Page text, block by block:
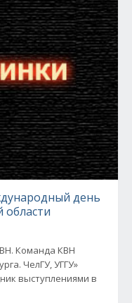
день
области
Команда КВН
ЧелГУ, УГГУ»
выступлениями в